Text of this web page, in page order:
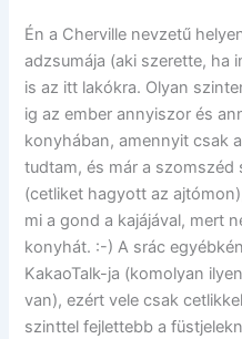
Én a Cherville nevzetű
adzsumája (aki szerette,
is az itt lakókra. Olyan
ig az ember annyiszor és
konyhában, amennyit csak
tudtam, és már a szomszéd
(cetliket hagyott az
mi a gond a kajájával, mert
konyhát. :-) A srác
KakaoTalk-ja (komolyan
van), ezért vele csak
szinttel fejlettebb a